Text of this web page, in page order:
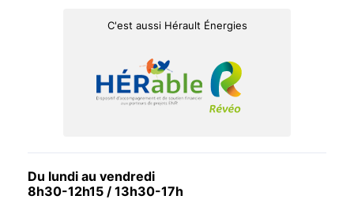
C'est aussi Hérault Énergies
Du lundi au vendredi
8h30-12h15 / 13h30-17h